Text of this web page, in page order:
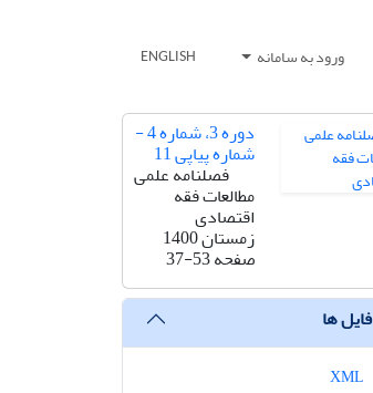
ورود به سامانه ENGLISH
دوره 3، شماره 4 -
شماره پیاپی 11
فصلنامه علمی
مطالعات فقه
اقتصادی
زمستان 1400
صفحه37-53
فایل ها